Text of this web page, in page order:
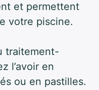
et permettent
votre piscine.
traitement-
l’avoir en
ou en pastilles.